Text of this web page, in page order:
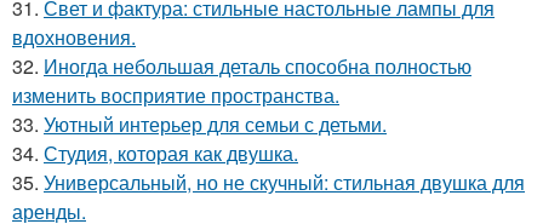
31. Свет и фактура: стильные настольные лампы для
вдохновения.
32. Иногда небольшая деталь способна полностью
изменить восприятие пространства.
33. Уютный интерьер для семьи с детьми.
34. Студия, которая как двушка.
35. Универсальный, но не скучный: стильная двушка для
аренды.